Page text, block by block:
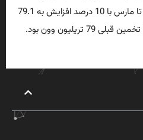
درآمد این شرکت در دوره ژانویه تا مارس با 10 درصد افزایش به 79.1
تریلیون وون بود.